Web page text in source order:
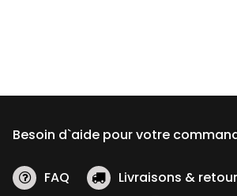
Besoin d`aide pour votre
FAQ
Livraisons &